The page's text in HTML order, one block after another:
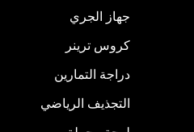
جهاز الجري
كروس ترينر
دراجة التمارين
التجذيف الرياضي